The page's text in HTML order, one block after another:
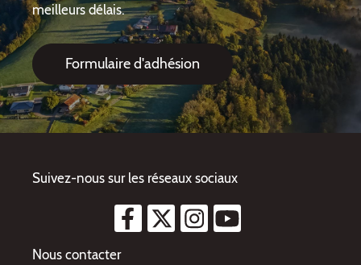
meilleurs délais.
Formulaire d'adhésion
Suivez-nous sur les réseaux sociaux
Nous contacter